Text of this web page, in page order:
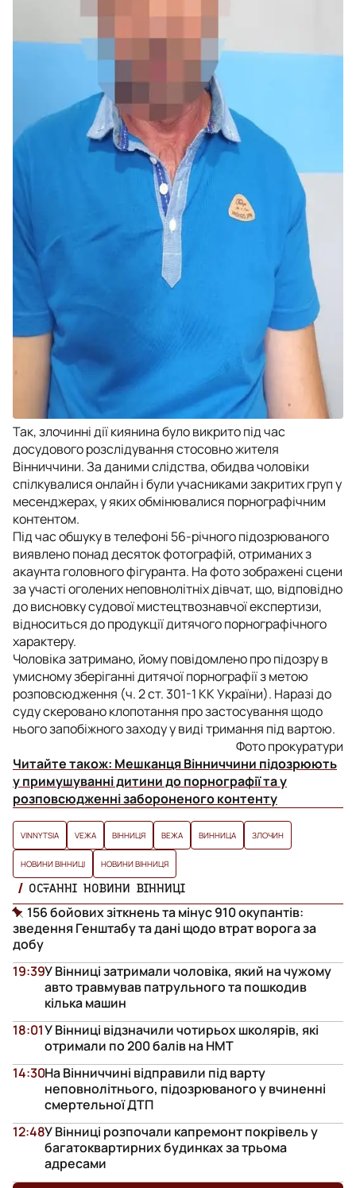
Так, злочинні дії киянина було викрито під час
досудового розслідування стосовно жителя
Вінниччини. За даними слідства, обидва чоловіки
спілкувалися онлайн і були учасниками закритих груп у
месенджерах, у яких обмінювалися порнографічним
контентом.
Під час обшуку в телефоні 56-річного підозрюваного
виявлено понад десяток фотографій, отриманих з
акаунта головного фігуранта. На фото зображені сцени
за участі оголених неповнолітніх дівчат, що, відповідно
до висновку судової мистецтвознавчої експертизи,
відноситься до продукції дитячого порнографічного
характеру.
Чоловіка затримано, йому повідомлено про підозру в
умисному зберіганні дитячої порнографії з метою
розповсюдження (ч. 2 ст. 301-1 КК України). Наразі до
суду скеровано клопотання про застосування щодо
нього запобіжного заходу у виді тримання під вартою.
Фото прокуратури
Читайте також: Мешканця Вінниччини підозрюють
у примушуванні дитини до порнографії та у
розповсюдженні забороненого контенту
VINNYTSIA VЕЖА ВІННИЦЯ ВЕЖА ВИННИЦА ЗЛОЧИН
НОВИНИ ВІННИЦІ НОВИНИ ВІННИЦЯ
ОСТАННІ НОВИНИ ВІННИЦІ
156 бойових зіткнень та мінус 910 окупантів:
зведення Генштабу та дані щодо втрат ворога за
добу
У Вінниці затримали чоловіка, який на чужому
авто травмував патрульного та пошкодив
кілька машин
19:39
У Вінниці відзначили чотирьох школярів, які
отримали по 200 балів на НМТ
18:01
На Вінниччині відправили під варту
неповнолітнього, підозрюваного у вчиненні
смертельної ДТП
14:30
У Вінниці розпочали капремонт покрівель у
багатоквартирних будинках за трьома
адресами
12:48